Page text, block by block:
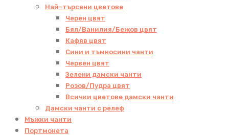
Най-търсени цветове
Черен цвят
Бял/Ванилия/Бежов цвят
Кафяв цвят
Сини и тъмносини чанти
Червен цвят
Зелени дамски чанти
Розов/Пудра цвят
Всички цветове дамски чанти
Дамски чанти с релеф
Мъжки чанти
Портмонета